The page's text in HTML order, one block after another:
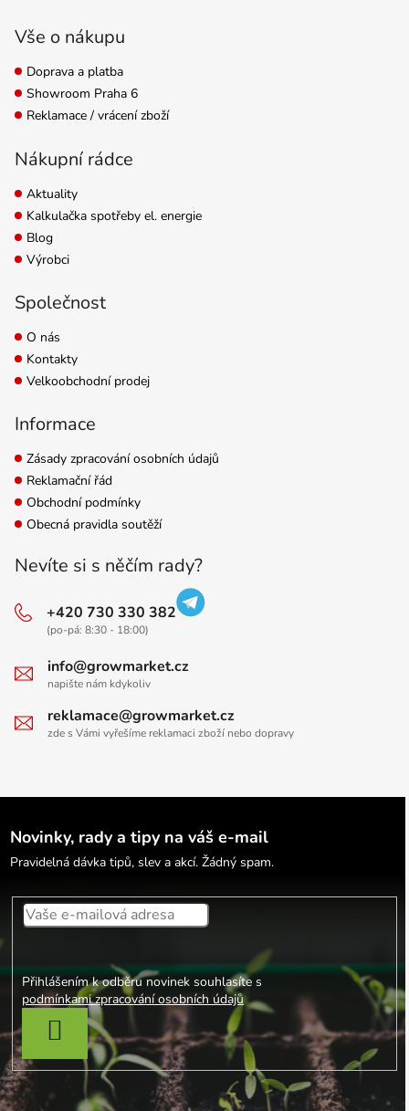
Vše o nákupu
Doprava a platba
Showroom Praha 6
Reklamace / vrácení zboží
Nákupní rádce
Aktuality
Kalkulačka spotřeby el. energie
Blog
Výrobci
Společnost
O nás
Kontakty
Velkoobchodní prodej
Informace
Zásady zpracování osobních údajů
Reklamační řád
Obchodní podmínky
Obecná pravidla soutěží
Nevíte si s něčím rady?
+420 730 330 382
(po-pá: 8:30 - 18:00)
info@growmarket.cz
napište nám kdykoliv
reklamace@growmarket.cz
zde s Vámi vyřešíme reklamaci zboží nebo dopravy
Novinky, rady a tipy na váš e-mail
Pravidelná dávka tipů, slev a akcí. Žádný spam.
Přihlášením k odběru novinek souhlasíte s
podmínkami zpracování osobních údajů
PŘIHLÁSIT SE